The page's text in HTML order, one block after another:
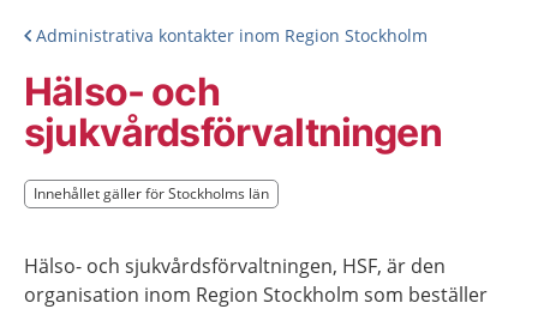
Administrativa kontakter inom Region Stockholm
Hälso- och
sjukvårdsförvaltningen
Innehållet gäller för Stockholms län
Innehållet gäller för Stockholms län
Hälso- och sjukvårdsförvaltningen, HSF, är den
organisation inom Region Stockholm som beställer